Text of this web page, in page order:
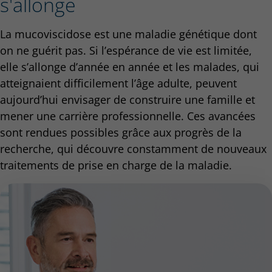
La mucoviscidose est une maladie génétique dont
on ne guérit pas. Si l’espérance de vie est limitée,
elle s’allonge d’année en année et les malades, qui
atteignaient difficilement l’âge adulte, peuvent
aujourd’hui envisager de construire une famille et
mener une carrière professionnelle. Ces avancées
sont rendues possibles grâce aux progrès de la
recherche, qui découvre constamment de nouveaux
traitements de prise en charge de la maladie.